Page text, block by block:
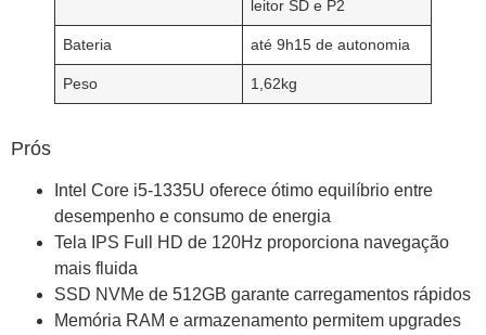
leitor SD e P2
Bateria até 9h15 de autonomia
Peso 1,62kg
Prós
Intel Core i5-1335U oferece ótimo equilíbrio entre
desempenho e consumo de energia
Tela IPS Full HD de 120Hz proporciona navegação
mais fluida
SSD NVMe de 512GB garante carregamentos rápidos
Memória RAM e armazenamento permitem upgrades